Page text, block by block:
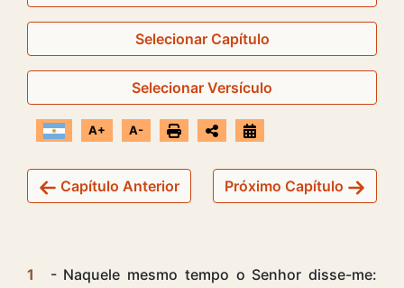
Selecionar Capítulo
Selecionar Versículo
A+ A-
Capítulo Anterior Próximo Capítulo
1
- Naquele mesmo tempo o Senhor disse-me: